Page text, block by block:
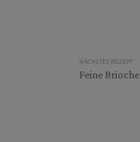
NÄCHSTES REZEPT
Feine Brioche